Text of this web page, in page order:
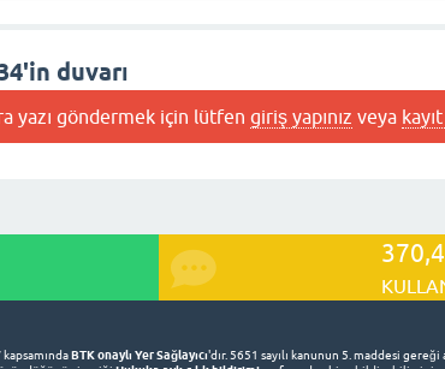
duvarı
yazı göndermek için lütfengiriş yapınız veya
BTK onaylı Yer Sağlayıcı'dır. 5651 sayılı kanunun 5. maddesi